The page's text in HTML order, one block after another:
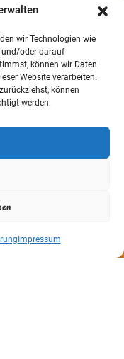
wir Technologien wie
und/oder darauf
können wir Daten
Website verarbeiten.
können
werden.
Impressum
22a